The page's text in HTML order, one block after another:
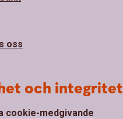
oss
och integritet
cookie-medgivande